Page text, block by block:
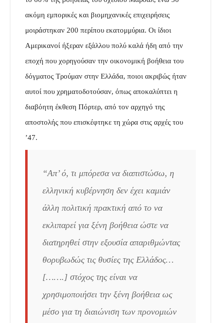
ακόμη εμπορικές και βιομηχανικές επιχειρήσεις
μοιράστηκαν 200 περίπου εκατομμύρια. Οι ίδιοι
Αμερικανοί ήξεραν εξάλλου πολύ καλά ήδη από την
εποχή που χορηγούσαν την οικονομική βοήθεια του
δόγματος Τρούμαν στην Ελλάδα, ποιοι ακριβώς ήταν
αυτοί που χρηματοδοτούσαν, όπως αποκαλύπτει η
διαβόητη έκθεση Πόρτερ, από τον αρχηγό της
αποστολής που επισκέφτηκε τη χώρα στις αρχές του
’47.
“Απ’ ό, τι μπόρεσα να διαπιστώσω, η
ελληνική κυβέρνηση δεν έχει καμιάν
άλλη πολι­τική πρακτική από το να
εκλιπαρεί για ξένη βοήθεια ώστε να
διατηρηθεί στην εξουσία απαριθμώντας
θορυβωδώς τις θυσίες της Ελλάδος…
[…….] στόχος της είναι να
χρησιμοποιήσει την ξένη βοήθεια ως
μέσο για τη διαιώνιση των προνομιών